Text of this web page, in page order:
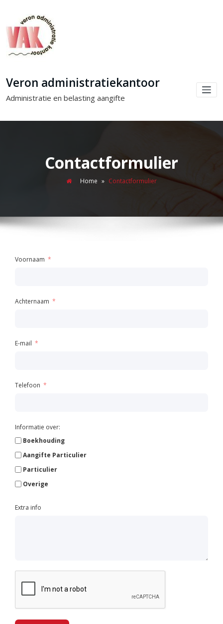
Veron administratiekantoor
Administratie en belasting aangifte
Contactformulier
Home » Contactformulier
Voornaam
Achternaam
E-mail
Telefoon
Informatie over:
Boekhouding
Aangifte Particulier
Particulier
Overige
Extra info